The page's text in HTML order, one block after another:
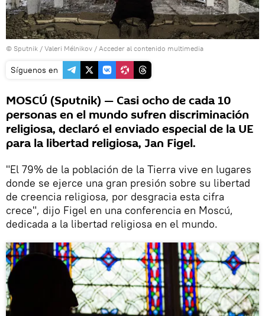
© Sputnik / Valeri Mélnikov / Acceder al contenido multimedia
Síguenos en
MOSCÚ (Sputnik) — Casi ocho de cada 10
personas en el mundo sufren discriminación
religiosa, declaró el enviado especial de la UE
para la libertad religiosa, Jan Figel.
"El 79% de la población de la Tierra vive en lugares
donde se ejerce una gran presión sobre su libertad
de creencia religiosa, por desgracia esta cifra
crece", dijo Figel en una conferencia en Moscú,
dedicada a la libertad religiosa en el mundo.